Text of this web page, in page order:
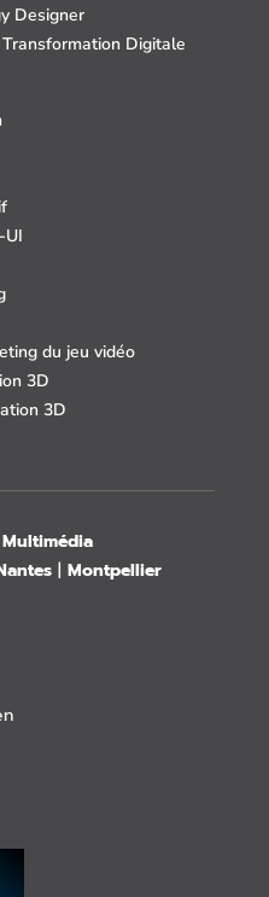
Designer
Digitale
UI
du jeu vidéo
3D
3D
| Montpellier